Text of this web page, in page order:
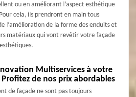
ou en améliorant l’aspect esthétique
cela, ils prendront en main tous
l’amélioration de la forme des enduits et
matériaux qui vont revêtir votre façade
Multiservices à votre
de nos prix abordables
de façade ne sont pas toujours